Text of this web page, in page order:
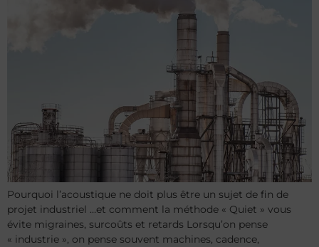
Pourquoi l’acoustique ne doit plus être un sujet de fin de
projet industriel …et comment la méthode « Quiet » vous
évite migraines, surcoûts et retards Lorsqu’on pense
« industrie », on pense souvent machines, cadence,